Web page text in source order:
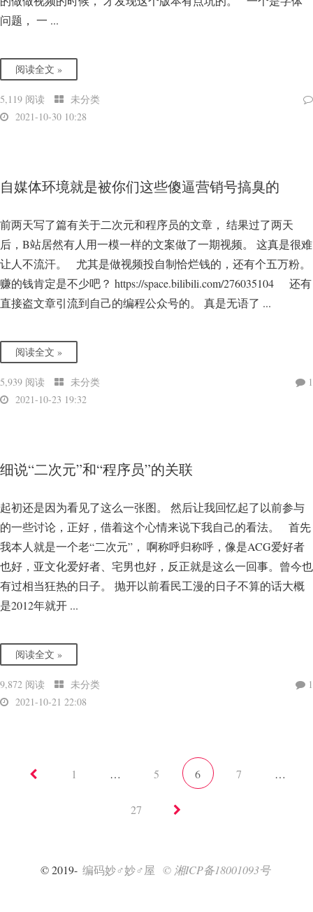
问题， 一 ...
阅读全文 »
5,119 阅读
未分类
2021-10-30 10:28
自媒体环境就是被你们这些傻逼营销号搞臭的
前两天写了篇有关于二次元和程序员的文章， 结果过了两天
后，B站居然有人用一模一样的文案做了一期视频。 这真是很难
让人不流汗。 尤其是做视频投自制恰烂钱的，还有个五万粉。
赚的钱肯定是不少吧？ https://space.bilibili.com/276035104 还有
直接盗文章引流到自己的编程公众号的。 真是无语了 ...
阅读全文 »
5,939 阅读
未分类
2021-10-23 19:32
1
细说“二次元”和“程序员”的关联
起初还是因为看见了这么一张图。 然后让我回忆起了以前参与
的一些讨论，正好，借着这个心情来说下我自己的看法。 首先
我本人就是一个老“二次元”， 啊称呼归称呼，像是ACG爱好者
也好，亚文化爱好者、宅男也好，反正就是这么一回事。曾今也
有过相当狂热的日子。 抛开以前看民工漫的日子不算的话大概
是2012年就开 ...
阅读全文 »
9,872 阅读
未分类
2021-10-21 22:08
1
1 … 5 6 7 …
27
© 2019- 编码妙♂妙♂屋 © 湘ICP备18001093号